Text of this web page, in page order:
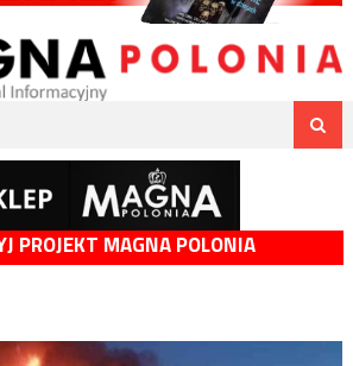
PROJEKT MAGNA POLONIA